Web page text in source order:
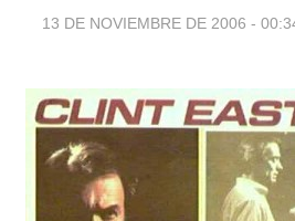
13 DE NOVIEMBRE DE 2006 -